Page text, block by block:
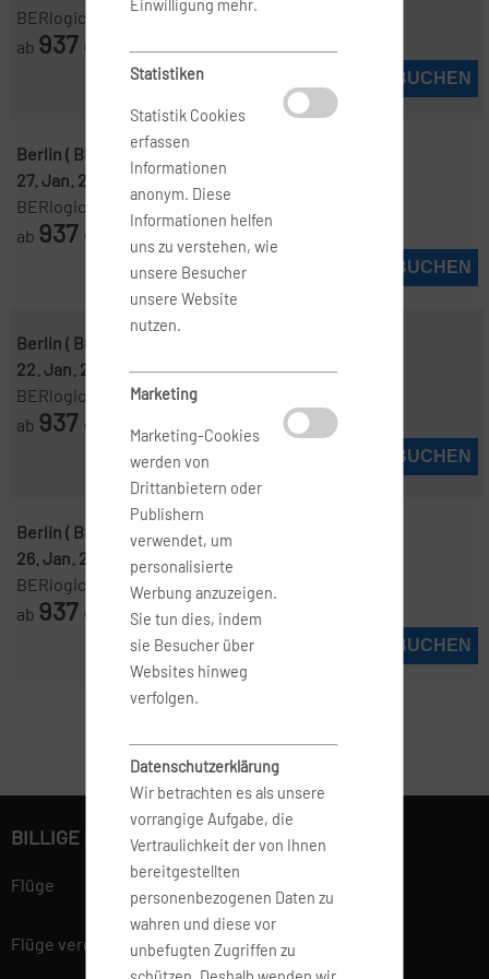
BERlogic
ab 937 €
JETZT BUCHEN
Berlin ( BER )
Manila ( MNL )
27. Jan. 2027
15. Feb. 2027
BERlogic
ab 937 €
JETZT BUCHEN
Berlin ( BER )
22. Jan. 2027
-15. Feb. 2027
BERlogic
ab 937 €
JETZT BUCHEN
Berlin ( BER )
Manila ( MNL )
26. Jan. 2027
15. Feb. 2027
BERlogic
ab 937 €
JETZT BUCHEN
Einwilligung mehr.
Statistiken
Statistik Cookies
erfassen
Informationen
anonym. Diese
Informationen helfen
uns zu verstehen, wie
unsere Besucher
unsere Website
nutzen.
Marketing
Marketing-Cookies
werden von
Drittanbietern oder
Publishern
verwendet, um
personalisierte
Werbung anzuzeigen.
Sie tun dies, indem
sie Besucher über
Websites hinweg
verfolgen.
Datenschutzerklärung
Wir betrachten es als unsere
vorrangige Aufgabe, die
Vertraulichkeit der von Ihnen
bereitgestellten
personenbezogenen Daten zu
wahren und diese vor
unbefugten Zugriffen zu
BILLIGE FLÜGE BUCHEN
Flüge
Flüge vergleichen